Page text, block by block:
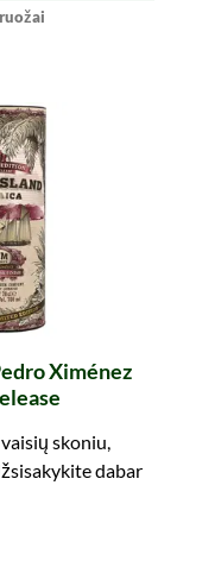
Ximénez
skoniu,
dabar